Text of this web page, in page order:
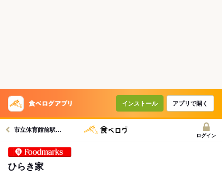
インストール アプリで開く
市立体育館前駅グルメへ
ログイン
ひらき家